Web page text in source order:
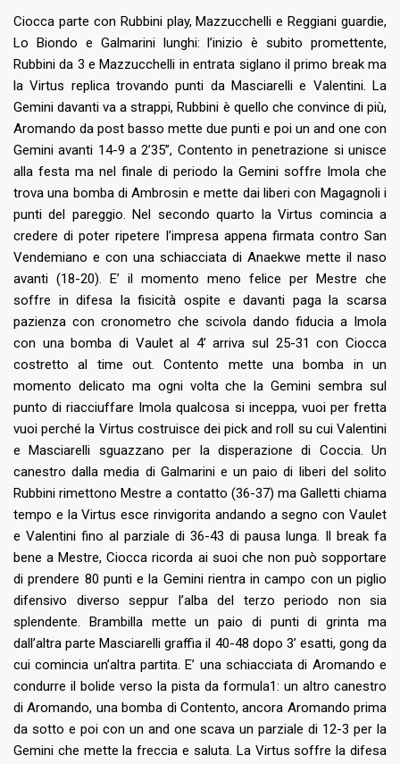
Ciocca parte con Rubbini play, Mazzucchelli e Reggiani guardie,
Lo Biondo e Galmarini lunghi: l’inizio è subito promettente,
Rubbini da 3 e Mazzucchelli in entrata siglano il primo break ma
la Virtus replica trovando punti da Masciarelli e Valentini. La
Gemini davanti va a strappi, Rubbini è quello che convince di più,
Aromando da post basso mette due punti e poi un and one con
Gemini avanti 14-9 a 2’35’’, Contento in penetrazione si unisce
alla festa ma nel finale di periodo la Gemini soffre Imola che
trova una bomba di Ambrosin e mette dai liberi con Magagnoli i
punti del pareggio. Nel secondo quarto la Virtus comincia a
credere di poter ripetere l’impresa appena firmata contro San
Vendemiano e con una schiacciata di Anaekwe mette il naso
avanti (18-20). E’ il momento meno felice per Mestre che
soffre in difesa la fisicità ospite e davanti paga la scarsa
pazienza con cronometro che scivola dando fiducia a Imola
con una bomba di Vaulet al 4’ arriva sul 25-31 con Ciocca
costretto al time out. Contento mette una bomba in un
momento delicato ma ogni volta che la Gemini sembra sul
punto di riacciuffare Imola qualcosa si inceppa, vuoi per fretta
vuoi perché la Virtus costruisce dei pick and roll su cui Valentini
e Masciarelli sguazzano per la disperazione di Coccia. Un
canestro dalla media di Galmarini e un paio di liberi del solito
Rubbini rimettono Mestre a contatto (36-37) ma Galletti chiama
tempo e la Virtus esce rinvigorita andando a segno con Vaulet
e Valentini fino al parziale di 36-43 di pausa lunga. Il break fa
bene a Mestre, Ciocca ricorda ai suoi che non può sopportare
di prendere 80 punti e la Gemini rientra in campo con un piglio
difensivo diverso seppur l’alba del terzo periodo non sia
splendente. Brambilla mette un paio di punti di grinta ma
dall’altra parte Masciarelli graffia il 40-48 dopo 3’ esatti, gong da
cui comincia un’altra partita. E’ una schiacciata di Aromando e
condurre il bolide verso la pista da formula1: un altro canestro
di Aromando, una bomba di Contento, ancora Aromando prima
da sotto e poi con un and one scava un parziale di 12-3 per la
Gemini che mette la freccia e saluta. La Virtus soffre la difesa